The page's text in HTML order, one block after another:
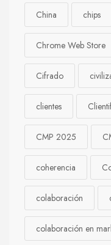
China chips
Chrome Web Store
Cifrado
clientes
CMP 2025
coherencia
colaboración
colaboración en